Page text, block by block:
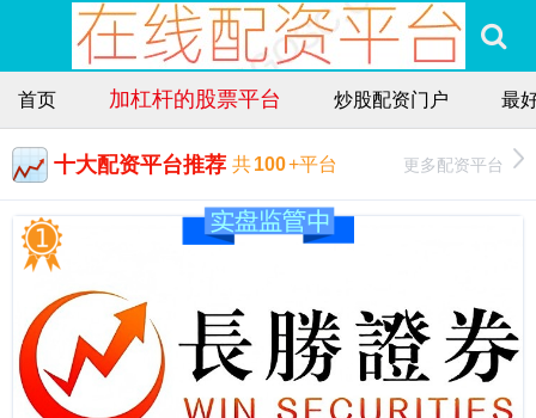
首页 加杠杆的股票平台 炒股配资门户 最
十大配资平台推荐 共100+平台 更多配资平台